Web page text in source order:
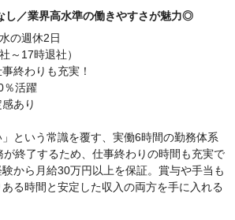
し／業界高水準の働きやすさが魅力◎
の週休2日
～17時退社）
終わりも充実！
％活躍
あり
」という常識を覆す、実働6時間の勤務体系
終了するため、仕事終わりの時間も充実で
から月給30万円以上を保証。賞与や手当も
る時間と安定した収入の両方を手に入れる